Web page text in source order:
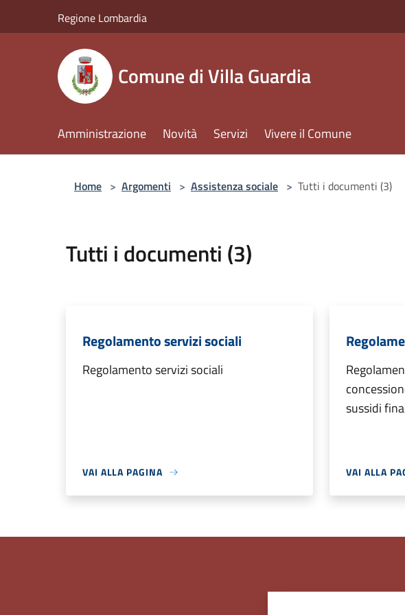
Regione Lombardia
Comune di Villa Guardia
Amministrazione Novità Servizi Vivere il Comune
Home > Argomenti > Assistenza sociale > Tutti i documenti (3)
Tutti i documenti (3)
Regolamento servizi sociali
Regolamento servizi sociali
VAI ALLA PAGINA
sussidi
VAI ALLA